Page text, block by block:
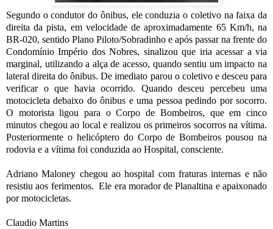
Segundo o condutor do ônibus, ele conduzia o coletivo na faixa da
direita da pista, em velocidade de aproximadamente 65 Km/h, na
BR-020, sentido Plano Piloto/Sobradinho e após passar na frente do
Condomínio Império dos Nobres, sinalizou que iria acessar a via
marginal, utilizando a alça de acesso, quando sentiu um impacto na
lateral direita do ônibus. De imediato parou o coletivo e desceu para
verificar o que havia ocorrido. Quando desceu percebeu uma
motocicleta debaixo do ônibus e uma pessoa pedindo por socorro.
O motorista ligou para o Corpo de Bombeiros, que em cinco
minutos chegou ao local e realizou os primeiros socorros na vítima.
Posteriormente o helicóptero do Corpo de Bombeiros pousou na
rodovia e a vítima foi conduzida ao Hospital, consciente.
Adriano Maloney chegou ao hospital com fraturas internas e não
resistiu aos ferimentos. Ele era morador de Planaltina e apaixonado
por motocicletas.
Claudio Martins